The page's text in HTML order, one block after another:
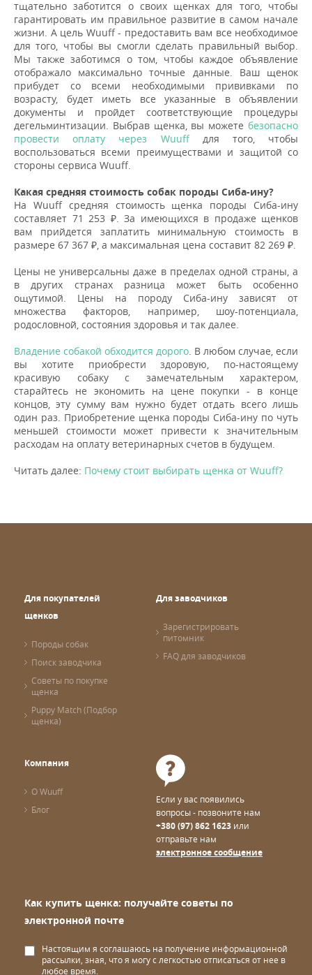
тщательно заботится о своих щенках для того, чтобы
гарантировать им правильное развитие в самом начале
жизни. А цель Wuuff - предоставить вам все необходимое
для того, чтобы вы смогли сделать правильный выбор.
Мы также заботимся о том, чтобы каждое объявление
отображало максимально точные данные. Ваш щенок
прибудет со всеми необходимыми прививками по
возрасту, будет иметь все указанные в объявлении
документы и пройдет соответствующие процедуры
дегельминтизации. Выбрав щенка, вы можете безопасно
провести оплату через Wuuffдля того, чтобы
воспользоваться всеми преимуществами и защитой со
стороны сервиса Wuuff.
Какая средняя стоимость собак породы Сиба-ину?
На Wuuff средняя стоимость щенка породы Сиба-ину
составляет 71 253 ₽. За имеющихся в продаже щенков
вам прийдется заплатить минимальную стоимость в
размере 67 367 ₽, а максимальная цена составит 82 269 ₽.
Цены не универсальны даже в пределах одной страны, а
в других странах разница может быть особенно
ощутимой. Цены на породу Сиба-ину зависят от
множества факторов, например, шоу-потенциала,
родословной, состояния здоровья и так далее.
Владение собакой обходится дорого . В любом случае, если
вы хотите приобрести здоровую, по-настоящему
красивую собаку с замечательным характером,
старайтесь не экономить на цене покупки - в конце
концов, эту сумму вам нужно будет отдать всего лишь
один раз. Приобретение щенка породы Сиба-ину по чуть
меньшей стоимости может привести к значительным
расходам на оплату ветеринарных счетов в будущем.
Читать далее: Почему стоит выбирать щенка от Wuuff?
Для покупателей
щенков
Породы собак
Поиск заводчика
Советы по покупке
щенка
Puppy Match (Подбор
щенка)
Для заводчиков
Зарегистрировать
питомник
FAQ для заводчиков
Компания
О Wuuff
Блог
Если у вас появились
вопросы - позвоните нам
+380 (97) 862 1623 или
отправьте нам
электронное сообщение
Как купить щенка: получайте советы по
электронной почте
Настоящим я соглашаюсь на получение информационной
рассылки, зная, что я могу с легкостью отписаться от нее в
любое время.